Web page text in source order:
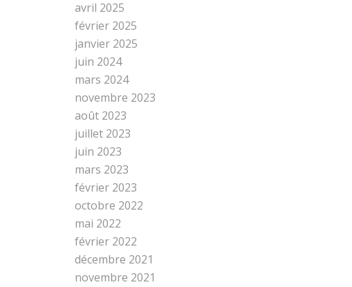
avril 2025
février 2025
janvier 2025
juin 2024
mars 2024
novembre 2023
août 2023
juillet 2023
juin 2023
mars 2023
février 2023
octobre 2022
mai 2022
février 2022
décembre 2021
novembre 2021